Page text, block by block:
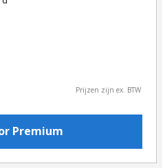
Prijzen zijn ex. BTW
Premium